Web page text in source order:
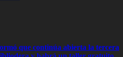
que continúa abierta la tercera